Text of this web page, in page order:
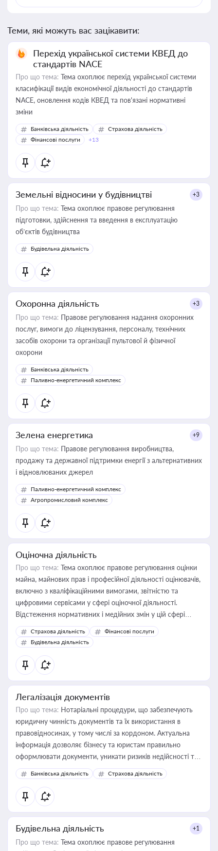
Теми, які можуть вас зацікавити:
Перехід української системи КВЕД до
стандартів NACE
Про що тема: Тема охоплює перехід української системи
класифікації видів економічної діяльності до стандартів
NACE, оновлення кодів КВЕД та пов'язані нормативні
зміни
Банківська діяльність
Страхова діяльність
Фінансові послуги
+13
Земельні відносини у будівництві +3
Про що тема: Тема охоплює правове регулювання
підготовки, здійснення та введення в експлуатацію
об’єктів будівництва
Будівельна діяльність
Охоронна діяльність +3
Про що тема: Правове регулювання надання охоронних
послуг, вимоги до ліцензування, персоналу, технічних
засобів охорони та організації пультової й фізичної
охорони
Банківська діяльність
Паливно-енергетичний комплекс
Зелена енергетика +9
Про що тема: Правове регулювання виробництва,
продажу та державної підтримки енергії з альтернативних
і відновлюваних джерел
Паливно-енергетичний комплекс
Агропромисловий комплекс
Оціночна діяльність
Про що тема: Тема охоплює правове регулювання оцінки
майна, майнових прав і професійної діяльності оцінювачів,
включно з кваліфікаційними вимогами, звітністю та
цифровими сервісами у сфері оціночної діяльності.
Відстеження нормативних і медійних змін у цій сфері
корисне для власника бізнесу, керівника, юриста або
бухгалтера під час оподаткування, приватизації, оренди
державного майна, корпоративних угод і перевірки
статусу суб'єктів оціночної діяльності
Страхова діяльність
Фінансові послуги
Будівельна діяльність
Легалізація документів
Про що тема: Нотаріальні процедури, що забезпечують
юридичну чинність документів та їх використання в
правовідносинах, у тому числі за кордоном. Актуальна
інформація дозволяє бізнесу та юристам правильно
оформлювати документи, уникати ризиків недійсності та
забезпечувати їх належне прийняття органами влади та
контрагентами
Банківська діяльність Страхова діяльність
Будівельна діяльність +1
Про що тема: Тема охоплює правове регулювання